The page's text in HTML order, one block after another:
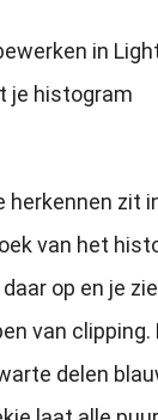
herkennen zit
van het
op en je
van
delen